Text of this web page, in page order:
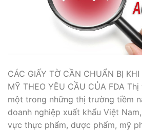
CÁC GIẤY TỜ CẦN CHUẨN BỊ KHI
MỸ THEO YÊU CẦU CỦA FDA
một trong những thị trường tiềm
doanh nghiệp xuất khẩu Việt
vực thực phẩm, dược phẩm, mỹ